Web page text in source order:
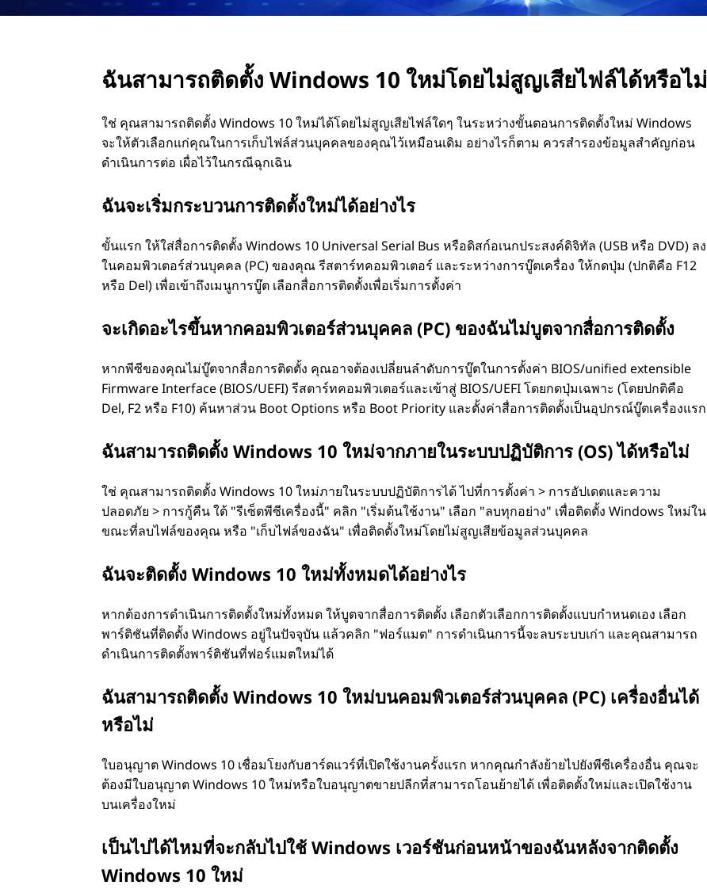
o
ฉันสามารถติดตั้ง Windows 10 ใหม่โดยไม่สูญเสียไฟล์ได้หรือไม่
ใช่ คุณสามารถติดตั้ง Windows 10 ใหม่ได้โดยไม่สูญเสียไฟล์ใดๆ ในระหว่างขั้นตอนการติดตั้งใหม่ Windows
จะให้ตัวเลือกแก่คุณในการเก็บไฟล์ส่วนบุคคลของคุณไว้เหมือนเดิม อย่างไรก็ตาม ควรสำรองข้อมูลสำคัญก่อน
ดำเนินการต่อ เผื่อไว้ในกรณีฉุกเฉิน
ฉันจะเริ่มกระบวนการติดตั้งใหม่ได้อย่างไร
ขั้นแรก ให้ใส่สื่อการติดตั้ง Windows 10 Universal Serial Bus หรือดิสก์อเนกประสงค์ดิจิทัล (USB หรือ DVD) ลง
ในคอมพิวเตอร์ส่วนบุคคล (PC) ของคุณ รีสตาร์ทคอมพิวเตอร์ และระหว่างการบู๊ตเครื่อง ให้กดปุ่ม (ปกติคือ F12
หรือ Del) เพื่อเข้าถึงเมนูการบู๊ต เลือกสื่อการติดตั้งเพื่อเริ่มการตั้งค่า
จะเกิดอะไรขึ้นหากคอมพิวเตอร์ส่วนบุคคล (PC) ของฉันไม่บูตจากสื่อการติดตั้ง
หากพีซีของคุณไม่บู๊ตจากสื่อการติดตั้ง คุณอาจต้องเปลี่ยนลำดับการบู๊ตในการตั้งค่า BIOS/unified extensible
Firmware Interface (BIOS/UEFI) รีสตาร์ทคอมพิวเตอร์และเข้าสู่ BIOS/UEFI โดยกดปุ่มเฉพาะ (โดยปกติคือ
Del, F2 หรือ F10) ค้นหาส่วน Boot Options หรือ Boot Priority และตั้งค่าสื่อการติดตั้งเป็นอุปกรณ์บู๊ตเครื่องแรก
ฉันสามารถติดตั้ง Windows 10 ใหม่จากภายในระบบปฏิบัติการ (OS) ได้หรือไม่
ใช่ คุณสามารถติดตั้ง Windows 10 ใหม่ภายในระบบปฏิบัติการได้ ไปที่การตั้งค่า > การอัปเดตและความ
ปลอดภัย > การกู้คืน ใต้ "รีเซ็ตพีซีเครื่องนี้" คลิก "เริ่มต้นใช้งาน" เลือก "ลบทุกอย่าง" เพื่อติดตั้ง Windows ใหม่ใน
ขณะที่ลบไฟล์ของคุณ หรือ "เก็บไฟล์ของฉัน" เพื่อติดตั้งใหม่โดยไม่สูญเสียข้อมูลส่วนบุคคล
ฉันจะติดตั้ง Windows 10 ใหม่ทั้งหมดได้อย่างไร
หากต้องการดำเนินการติดตั้งใหม่ทั้งหมด ให้บูตจากสื่อการติดตั้ง เลือกตัวเลือกการติดตั้งแบบกำหนดเอง เลือก
พาร์ติชันที่ติดตั้ง Windows อยู่ในปัจจุบัน แล้วคลิก "ฟอร์แมต" การดำเนินการนี้จะลบระบบเก่า และคุณสามารถ
ดำเนินการติดตั้งพาร์ติชันที่ฟอร์แมตใหม่ได้
ฉันสามารถติดตั้ง Windows 10 ใหม่บนคอมพิวเตอร์ส่วนบุคคล (PC) เครื่องอื่นได้
หรือไม่
ใบอนุญาต Windows 10 เชื่อมโยงกับฮาร์ดแวร์ที่เปิดใช้งานครั้งแรก หากคุณกำลังย้ายไปยังพีซีเครื่องอื่น คุณจะ
ต้องมีใบอนุญาต Windows 10 ใหม่หรือใบอนุญาตขายปลีกที่สามารถโอนย้ายได้ เพื่อติดตั้งใหม่และเปิดใช้งาน
บนเครื่องใหม่
เป็นไปได้ไหมที่จะกลับไปใช้ Windows เวอร์ชันก่อนหน้าของฉันหลังจากติดตั้ง
Windows 10 ใหม่